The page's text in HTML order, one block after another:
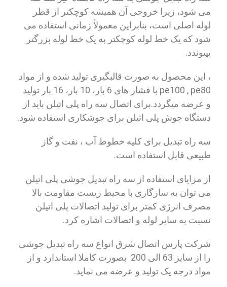
می شود، زیرا خروجی آن همیشه کوچکتر از قطر
لوله اصلی است، بنابراین معمولاً زمانی استفاده می
شود که یک خط لوله کوچکتر به یک خط لوله بزرگتر
بپیوندد.
، این محصول به صورت قالبگیری تولید شده و از مواد
pe100 , pe80 با فشار های 6 بار، 10 بار، 16 بار تولید
و عرضه میگردد.برای اتصال سه راه پلی اتیلن باید از
دستگاه جوش پلی اتیلن برای جوشکاری استفاده شود.
سه راه تبدیل برای کلیه خطوط آب ، نفت و گاز
طبیعی قابل استفاده است.
از مزایای استفاده از سه راه تبدیل جوشی پلی اتیلن
می توان به سازگاری با محیط زیست مقاومت بالا
مصرف انرژی کمتر برای تولید اتصالات پلی اتیلن
نسبت به سایر لوله و اتصالات اشاره کرد.
شرکت پارس اتصال شرق انواع سه راه تبدیل جوشی
را از سایز 63 الی 200 بصورت کاملا استاندارد و از
مواد درجه یک تولید و عرضه می نماید.